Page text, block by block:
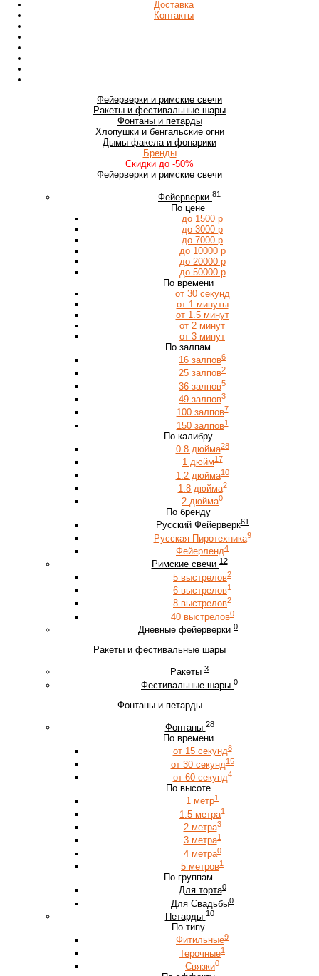
Доставка
Контакты
Фейерверки и римские свечи
Ракеты и фестивальные шары
Фонтаны и петарды
Хлопушки и бенгальские огни
Дымы факела и фонарики
Бренды
Скидки до -50%
Фейерверки и римские свечи
Фейерверки 81
По цене
до 1500 р
до 3000 р
до 7000 р
до 10000 р
до 20000 р
до 50000 р
По времени
от 30 секунд
от 1 минуты
от 1.5 минут
от 2 минут
от 3 минут
По залпам
16 залпов6
25 залпов2
36 залпов5
49 залпов3
100 залпов7
150 залпов1
По калибру
0.8 дюйма28
1 дюйм17
1.2 дюйма10
1.8 дюйма2
2 дюйма0
По бренду
Русский Фейерверк61
Русская Пиротехника9
Фейерленд4
Римские свечи 12
5 выстрелов2
6 выстрелов1
8 выстрелов2
40 выстрелов0
Дневные фейерверки 0
Ракеты и фестивальные шары
Ракеты 3
Фестивальные шары 0
Фонтаны и петарды
Фонтаны 28
По времени
от 15 секунд8
от 30 секунд15
от 60 секунд4
По высоте
1 метр1
1.5 метра1
2 метра3
3 метра1
4 метра0
5 метров1
По группам
Для торта0
Для Свадьбы0
Петарды 10
По типу
Фитильные9
Терочные1
Связки0